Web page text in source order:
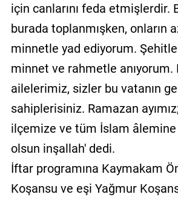
için canlarını feda etmişlerdir.
burada toplanmışken, onların
minnetle yad ediyorum.
minnet ve rahmetle anıyorum.
ailelerimiz, sizler bu vatanın
sahiplerisiniz. Ramazan
ilçemize ve tüm İslam âlemine
olsun inşallah' dedi.
İftar programına Kaymakam
Koşansu ve eşi Yağmur